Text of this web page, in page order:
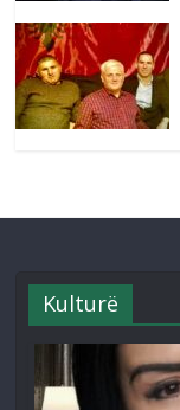
Kulturë